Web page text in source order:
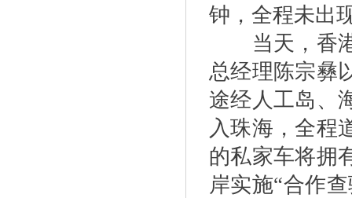
钟，全程未出
当天，香港
总经理陈宗彝
途经人工岛、
入珠海，全程
的私家车将拥
岸实施“合作